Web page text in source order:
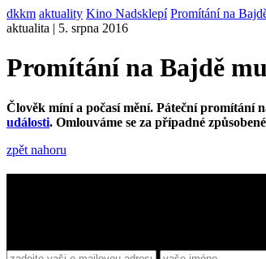
dkkm aktuality Kino Nadsklepí Promítání na
aktualita | 5. srpna 2016
Promítání na Bajdě
Člověk míní a počasí mění. Páteční promítání
události. Omlouváme se za případné
zpět nahoru